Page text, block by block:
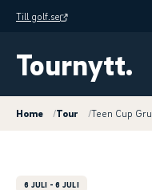
Till golf.se
Tournytt.
Home /Tour /Teen Cup
6 JULI - 6 JULI